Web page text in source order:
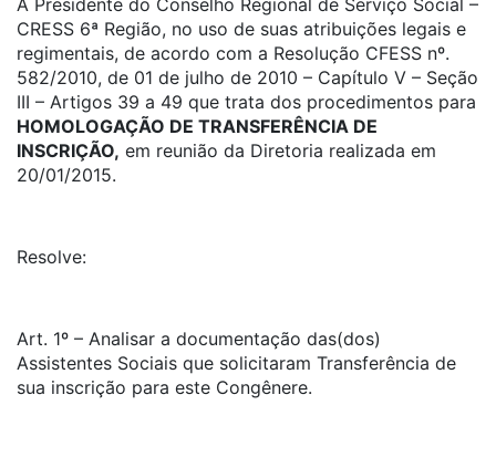
A Presidente do Conselho Regional de Serviço Social –
CRESS 6ª Região, no uso de suas atribuições legais e
regimentais, de acordo com a Resolução CFESS nº.
582/2010, de 01 de julho de 2010 – Capítulo V – Seção
III – Artigos 39 a 49 que trata dos procedimentos para
HOMOLOGAÇÃO DE TRANSFERÊNCIA DE
INSCRIÇÃO, em reunião da Diretoria realizada em
20/01/2015.
Resolve:
Art. 1º – Analisar a documentação das(dos)
Assistentes Sociais que solicitaram Transferência de
sua inscrição para este Congênere.